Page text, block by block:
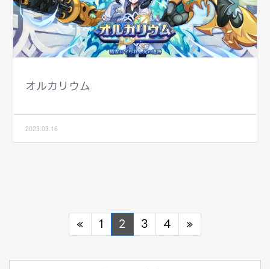
オルカリウム
2023.03.16
« Previous
1 2 3 4 »